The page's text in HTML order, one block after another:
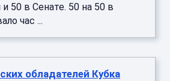
50 в Сенате. 50 на 50 в
час ...
обладателей Кубка